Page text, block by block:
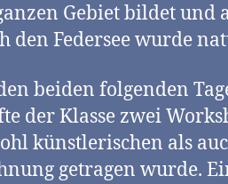
Gebiet bildet und
den Federsee wurde
beiden folgenden
der Klasse zwei
künstlerischen als
getragen wurde.